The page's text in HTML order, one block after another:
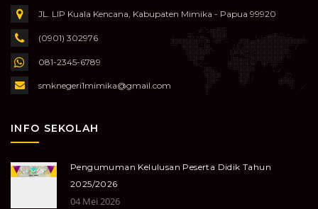
JL. LIP Kuala Kencana, Kabupaten Mimika - Papua 99920
(0901) 302976
081-2345-6789
smknegeri1mimika@gmail.com
INFO SEKOLAH
Pengumuman Kelulusan Peserta Didik Tahun
2025/2026
04 Mei 2026